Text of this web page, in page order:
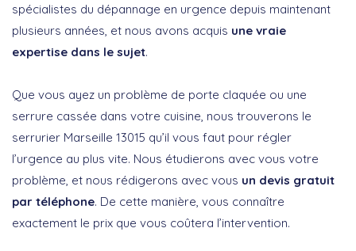
spécialistes du dépannage en urgence depuis maintenant
plusieurs années, et nous avons acquis une vraie
expertise dans le sujet.
Que vous ayez un problème de porte claquée ou une
serrure cassée dans votre cuisine, nous trouverons le
serrurier Marseille 13015 qu’il vous faut pour régler
l’urgence au plus vite. Nous étudierons avec vous votre
problème, et nous rédigerons avec vous un devis gratuit
par téléphone. De cette manière, vous connaître
exactement le prix que vous coûtera l’intervention.